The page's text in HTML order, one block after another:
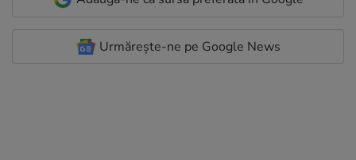
Urmărește-ne pe Google News